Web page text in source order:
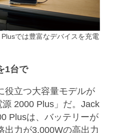
では豊富なデバイスを充電
1台で
役立つ大容量モデルが
源 2000 Plus」だ。Jack
Plusは、バッテリーが
出力が3,000Wの高出力